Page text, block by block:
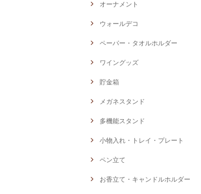
オーナメント
ウォールデコ
ペーパー・タオルホルダー
ワイングッズ
貯金箱
メガネスタンド
多機能スタンド
小物入れ・トレイ・プレート
ペン立て
お香立て・キャンドルホルダー